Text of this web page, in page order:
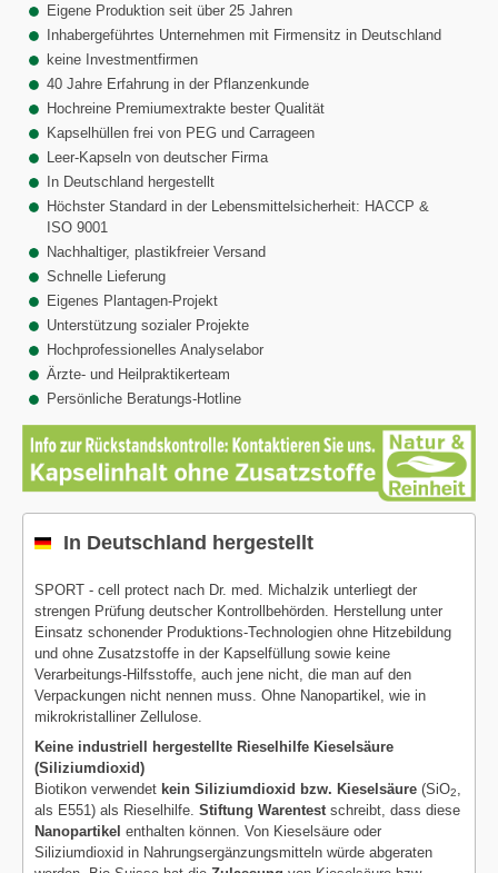
Eigene Produktion seit über 25 Jahren
Inhabergeführtes Unternehmen mit Firmensitz in Deutschland
keine Investmentfirmen
40 Jahre Erfahrung in der Pflanzenkunde
Hochreine Premiumextrakte bester Qualität
Kapselhüllen frei von PEG und Carrageen
Leer-Kapseln von deutscher Firma
In Deutschland hergestellt
Höchster Standard in der Lebensmittelsicherheit: HACCP &
ISO 9001
Nachhaltiger, plastikfreier Versand
Schnelle Lieferung
Eigenes Plantagen-Projekt
Unterstützung sozialer Projekte
Hochprofessionelles Analyselabor
Ärzte- und Heilpraktikerteam
Persönliche Beratungs-Hotline
In Deutschland hergestellt
SPORT - cell protect nach Dr. med. Michalzik unterliegt der
strengen Prüfung deutscher Kontrollbehörden. Herstellung unter
Einsatz schonender Produktions-Technologien ohne Hitzebildung
und ohne Zusatzstoffe in der Kapselfüllung sowie keine
Verarbeitungs-Hilfsstoffe, auch jene nicht, die man auf den
Verpackungen nicht nennen muss. Ohne Nanopartikel, wie in
mikrokristalliner Zellulose.
Keine industriell hergestellte Rieselhilfe Kieselsäure
(Siliziumdioxid)
Biotikon verwendet kein Siliziumdioxid bzw. Kieselsäure (SiO2
als E551) als Rieselhilfe. Stiftung Warentest schreibt, dass diese
Nanopartikel enthalten können. Von Kieselsäure oder
Siliziumdioxid in Nahrungsergänzungsmitteln würde abgeraten